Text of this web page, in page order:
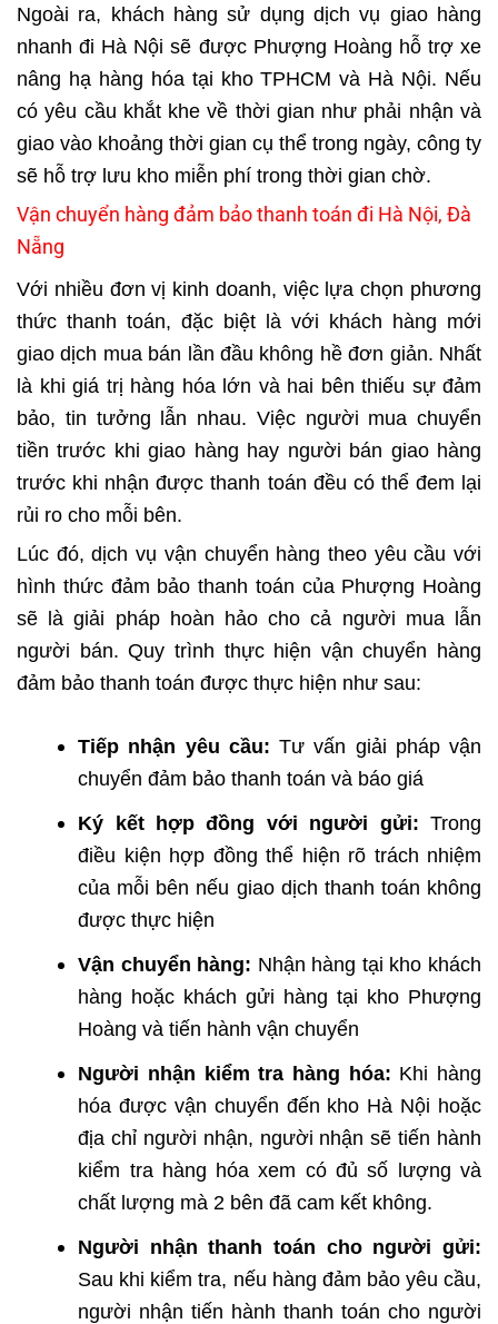
Ngoài ra, khách hàng sử dụng dịch vụ giao hàng
nhanh đi Hà Nội sẽ được Phượng Hoàng hỗ trợ xe
nâng hạ hàng hóa tại kho TPHCM và Hà Nội. Nếu
có yêu cầu khắt khe về thời gian như phải nhận và
giao vào khoảng thời gian cụ thể trong ngày, công ty
sẽ hỗ trợ lưu kho miễn phí trong thời gian chờ.
Vận chuyển hàng đảm bảo thanh toán đi Hà Nội, Đà
Nẵng
Với nhiều đơn vị kinh doanh, việc lựa chọn phương
thức thanh toán, đặc biệt là với khách hàng mới
giao dịch mua bán lần đầu không hề đơn giản. Nhất
là khi giá trị hàng hóa lớn và hai bên thiếu sự đảm
bảo, tin tưởng lẫn nhau. Việc người mua chuyển
tiền trước khi giao hàng hay người bán giao hàng
trước khi nhận được thanh toán đều có thể đem lại
rủi ro cho mỗi bên.
Lúc đó, dịch vụ vận chuyển hàng theo yêu cầu với
hình thức đảm bảo thanh toán của Phượng Hoàng
sẽ là giải pháp hoàn hảo cho cả người mua lẫn
người bán. Quy trình thực hiện vận chuyển hàng
đảm bảo thanh toán được thực hiện như sau:
Tiếp nhận yêu cầu: Tư vấn giải pháp vận
chuyển đảm bảo thanh toán và báo giá
Ký kết hợp đồng với người gửi: Trong
điều kiện hợp đồng thể hiện rõ trách nhiệm
của mỗi bên nếu giao dịch thanh toán không
được thực hiện
Vận chuyển hàng: Nhận hàng tại kho khách
hàng hoặc khách gửi hàng tại kho Phượng
Hoàng và tiến hành vận chuyển
Người nhận kiểm tra hàng hóa: Khi hàng
hóa được vận chuyển đến kho Hà Nội hoặc
địa chỉ người nhận, người nhận sẽ tiến hành
kiểm tra hàng hóa xem có đủ số lượng và
chất lượng mà 2 bên đã cam kết không.
Người nhận thanh toán cho người gửi:
Sau khi kiểm tra, nếu hàng đảm bảo yêu cầu,
người nhận tiến hành thanh toán cho người